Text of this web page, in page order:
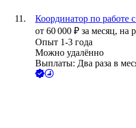
Координатор по работе
от 60 000 ₽ за месяц, на
Опыт 1-3 года
Можно удалённо
Выплаты: Два раза в